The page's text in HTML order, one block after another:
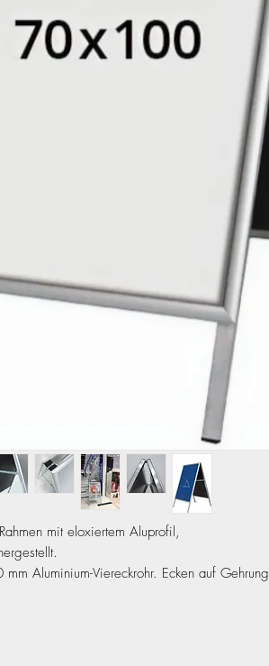
mit eloxiertem Aluprofil,
Aluminium-Viereckrohr. Ecken auf Gehrung